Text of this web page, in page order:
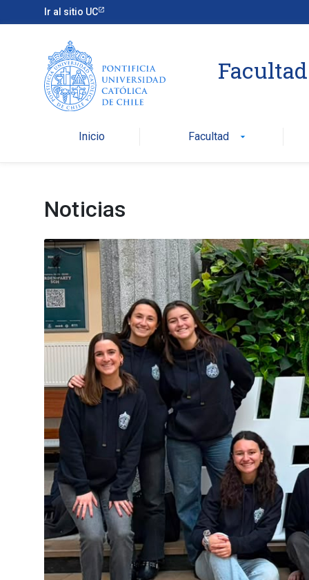
Ir al sitio UC
Inicio Facultad arrow_drop_down
Noticias